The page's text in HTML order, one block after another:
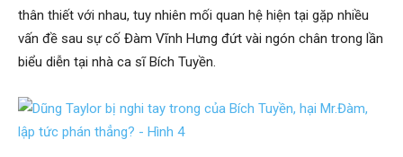
thân thiết với nhau, tuy nhiên mối quan hệ hiện tại gặp nhiều
vấn đề sau sự cố Đàm Vĩnh Hưng đứt vài ngón chân trong lần
biểu diễn tại nhà ca sĩ Bích Tuyền.